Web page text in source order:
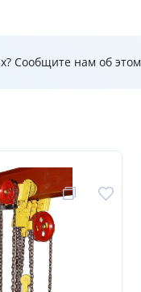
Сообщите нам об этом